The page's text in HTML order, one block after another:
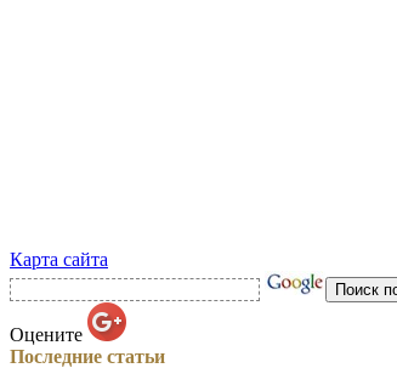
Карта сайта
Оцените
Последние статьи